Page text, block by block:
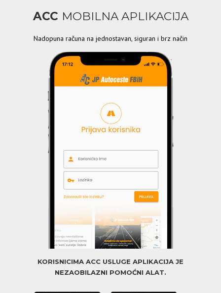
ACC MOBILNA APLIKACIJA
Nadopuna računa na jednostavan, siguran i brz način
KORISNICIMA ACC USLUGE APLIKACIJA JE
NEZAOBILAZNI POMOĆNI ALAT.